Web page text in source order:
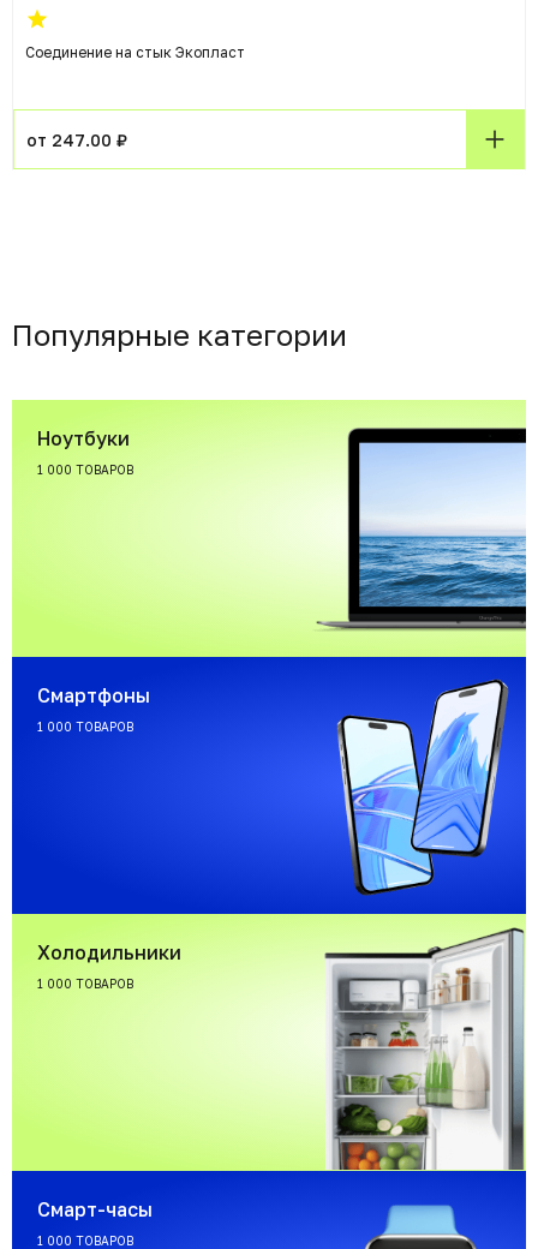
Соединение на стык Экопласт
от 247.00 ₽
Популярные категории
Ноутбуки
1 000 ТОВАРОВ
Смартфоны
1 000 ТОВАРОВ
Холодильники
1 000 ТОВАРОВ
Смарт-часы
1 000 ТОВАРОВ